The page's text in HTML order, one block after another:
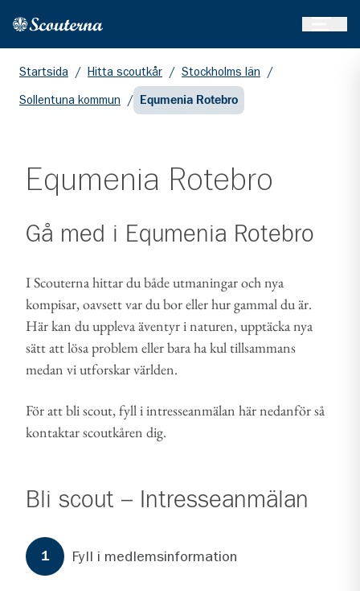
Hem
Startsida / Hitta scoutkår / Stockholms län /
Sollentuna kommun / Equmenia Rotebro
Equmenia Rotebro
Gå med i Equmenia Rotebro
I Scouterna hittar du både utmaningar och nya
kompisar, oavsett var du bor eller hur gammal du är.
Här kan du uppleva äventyr i naturen, upptäcka nya
sätt att lösa problem eller bara ha kul tillsammans
medan vi utforskar världen.
För att bli scout, fyll i intresseanmälan här nedanför så
kontaktar scoutkåren dig.
Bli scout – Intresseanmälan
Formuläret har steg.
1 Steg1
Fyll i medlemsinformation